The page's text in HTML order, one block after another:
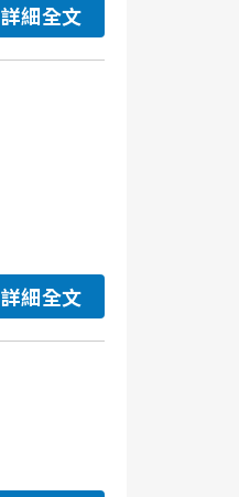
詳細全文
詳細全文